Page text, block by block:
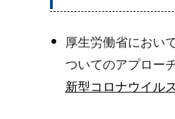
厚生労働省におい
ついてのアプロー
新型コロナウイル